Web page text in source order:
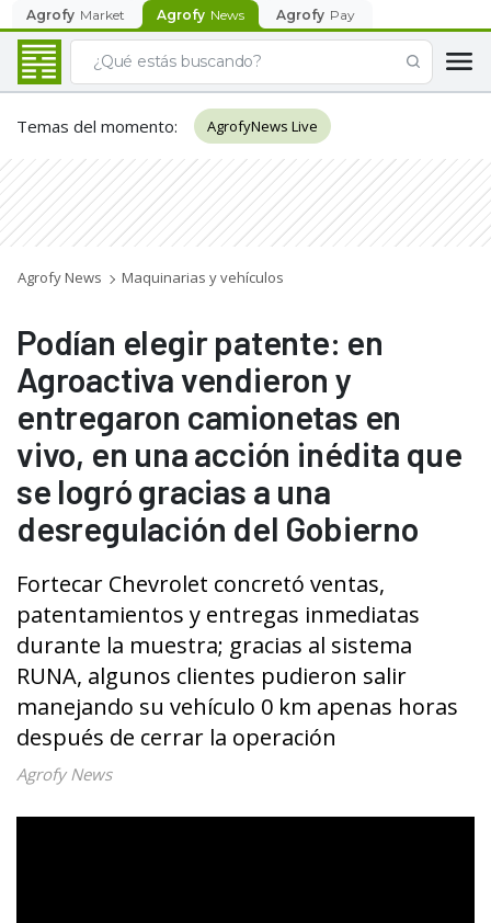
Agrofy Market Agrofy News Agrofy Pay
Temas del momento: AgrofyNews Live
Agrofy News Maquinarias y vehículos
Podían elegir patente: en
Agroactiva vendieron y
entregaron camionetas en
vivo, en una acción inédita que
se logró gracias a una
desregulación del Gobierno
Fortecar Chevrolet concretó ventas,
patentamientos y entregas inmediatas
durante la muestra; gracias al sistema
RUNA, algunos clientes pudieron salir
manejando su vehículo 0 km apenas horas
después de cerrar la operación
Agrofy News